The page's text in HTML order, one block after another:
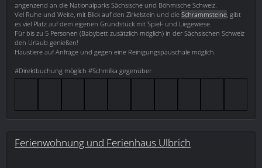
angenzend an die Nationalparks Sächsische und Böhmische Schweiz.
Viel Ruhe und Weite, mit Blick auf den Zirkelstein und die Schrammsteine , gibt
es viel Platz auf dem eigenen Grundstück mit Spiel- und Liegewiese.
Für bis zu 5 Personen (Babybett zusätzlich möglich) in der Sächsischen Schweiz
den Urlaub genießen!
Haustiere auf Anfrage und gegen eine Reinigungspauschale möglich.
#Direktbuchung möglich #Schmilka gegenüber
Ferienwohnung und Ferienhaus Ulbrich